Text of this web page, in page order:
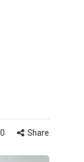
Share